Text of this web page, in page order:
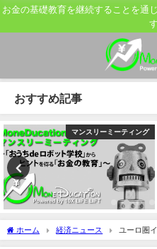
お金の基礎教育を継続することを通
おすすめ記事
マンスリーミーティング
ホーム 経済ニュース
ユーロ圏
下げを後押し